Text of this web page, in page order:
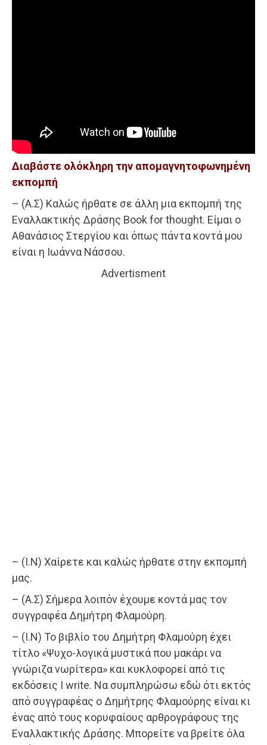
Διαβάστε ολόκληρη την απομαγνητοφωνημένη
εκπομπή
– (Α.Σ) Καλώς ήρθατε σε άλλη μια εκπομπή της
Εναλλακτικής Δράσης Book for thought. Είμαι ο
Αθανάσιος Στεργίου και όπως πάντα κοντά μου
είναι η Ιωάννα Νάσσου.
Advertisment
– (Ι.Ν) Χαίρετε και καλώς ήρθατε στην εκπομπή
μας.
– (Α.Σ) Σήμερα λοιπόν έχουμε κοντά μας τον
συγγραφέα Δημήτρη Φλαμούρη.
– (Ι.Ν) Το βιβλίο του Δημήτρη Φλαμούρη έχει
τίτλο «Ψυχο-λογικά μυστικά που μακάρι να
γνώριζα νωρίτερα» και κυκλοφορεί από τις
εκδόσεις I write. Να συμπληρώσω εδώ ότι εκτός
από συγγραφέας ο Δημήτρης Φλαμούρης είναι κι
ένας από τους κορυφαίους αρθρογράφους της
Εναλλακτικής Δράσης. Μπορείτε να βρείτε όλα